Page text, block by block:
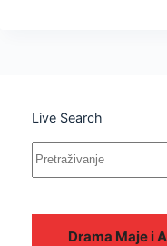
Live Search
Nema
rezultata.